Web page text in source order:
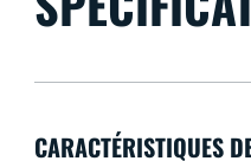
CARACTÉRISTIQUES